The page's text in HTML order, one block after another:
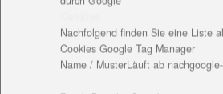
Sobald wie möglich soll sie in
einziehen. Unterm Dach ist Platz
Damit sind dann optimale
Nachfolgend finden Sie eine Liste
Cookies Google Tag Manager
Name / MusterLäuft ab nach